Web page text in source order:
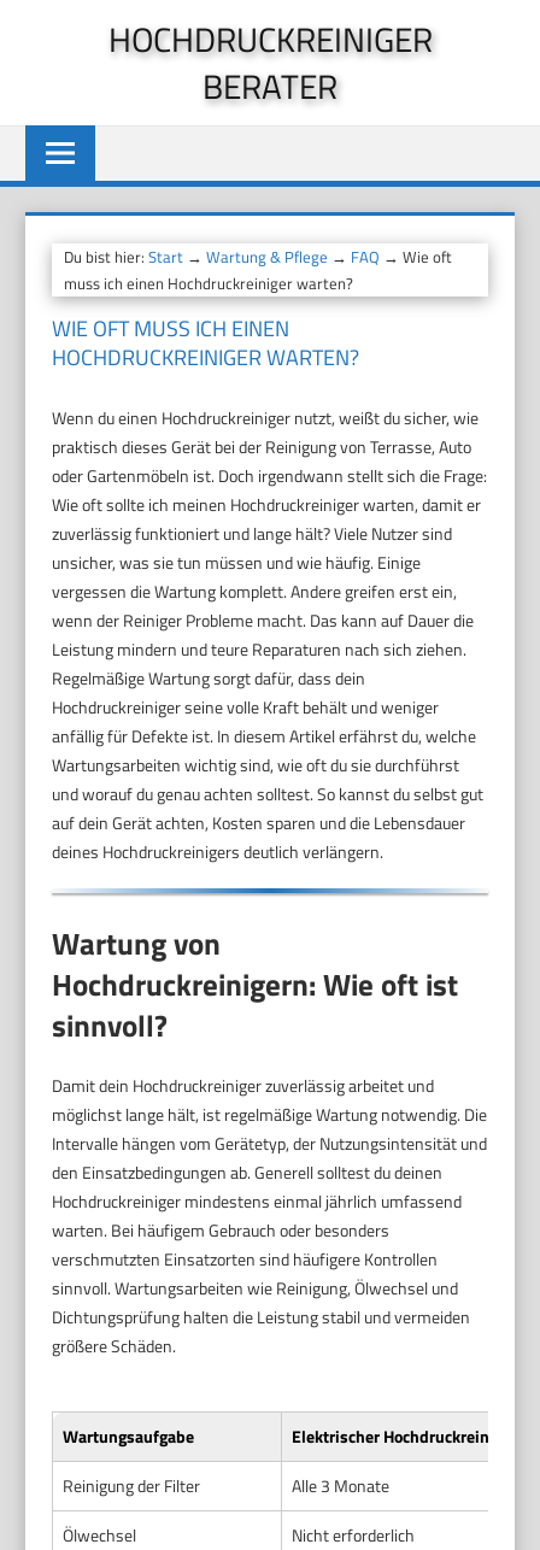
HOCHDRUCKREINIGER
BERATER
Du bist hier:Start →Wartung & Pflege → FAQ → Wie oft
muss ich einen Hochdruckreiniger warten?
WIE OFT MUSS ICH EINEN
HOCHDRUCKREINIGER WARTEN?
Wenn du einen Hochdruckreiniger nutzt, weißt du sicher, wie
praktisch dieses Gerät bei der Reinigung von Terrasse, Auto
oder Gartenmöbeln ist. Doch irgendwann stellt sich die Frage:
Wie oft sollte ich meinen Hochdruckreiniger warten, damit er
zuverlässig funktioniert und lange hält? Viele Nutzer sind
unsicher, was sie tun müssen und wie häufig. Einige
vergessen die Wartung komplett. Andere greifen erst ein,
wenn der Reiniger Probleme macht. Das kann auf Dauer die
Leistung mindern und teure Reparaturen nach sich ziehen.
Regelmäßige Wartung sorgt dafür, dass dein
Hochdruckreiniger seine volle Kraft behält und weniger
anfällig für Defekte ist. In diesem Artikel erfährst du, welche
Wartungsarbeiten wichtig sind, wie oft du sie durchführst
und worauf du genau achten solltest. So kannst du selbst gut
auf dein Gerät achten, Kosten sparen und die Lebensdauer
deines Hochdruckreinigers deutlich verlängern.
Wartung von
Hochdruckreinigern: Wie oft ist
sinnvoll?
Damit dein Hochdruckreiniger zuverlässig arbeitet und
möglichst lange hält, ist regelmäßige Wartung notwendig. Die
Intervalle hängen vom Gerätetyp, der Nutzungsintensität und
den Einsatzbedingungen ab. Generell solltest du deinen
Hochdruckreiniger mindestens einmal jährlich umfassend
warten. Bei häufigem Gebrauch oder besonders
verschmutzten Einsatzorten sind häufigere Kontrollen
sinnvoll. Wartungsarbeiten wie Reinigung, Ölwechsel und
Dichtungsprüfung halten die Leistung stabil und vermeiden
größere Schäden.
Wartungsaufgabe Elektrischer Hochdruckreiniger
Reinigung der Filter
Alle 3 Monate
Ölwechsel
Nicht erforderlich